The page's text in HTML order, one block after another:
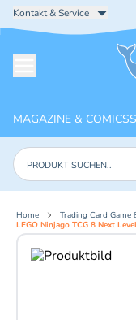
Kontakt & Service
MAGAZINE & COMICS
Produkte suchen
Home
Trading Card Game
LEGO Ninjago TCG 8 Next
Aktuelles Bild: 1